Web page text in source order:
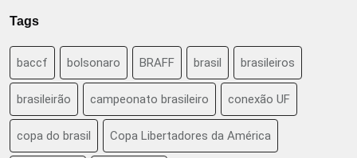
Tags
baccf bolsonaro BRAFF brasil brasileiros
brasileirão campeonato brasileiro conexão UF
copa do brasil Copa Libertadores da América